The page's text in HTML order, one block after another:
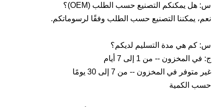
س: هل يمكنكم التصنيع حسب الطلب (OEM)؟
نعم، يمكننا التصنيع حسب الطلب وفقًا لرسوماتكم.
س: كم هي مدة التسليم لديكم؟
ج: في المخزون -- من 1 إلى 7 أيام
غير متوفر في المخزون -- من 7 إلى 30 يومًا
حسب الكمية